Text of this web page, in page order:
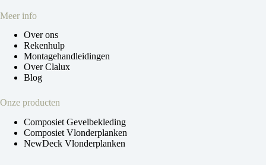
Meer info
Over ons
Rekenhulp
Montagehandleidingen
Over Clalux
Blog
Onze producten
Composiet Gevelbekleding
Composiet Vlonderplanken
NewDeck Vlonderplanken